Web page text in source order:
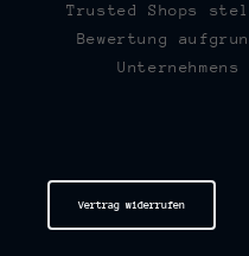
Trusted Shops
Bewertung
Vertrag widerrufen